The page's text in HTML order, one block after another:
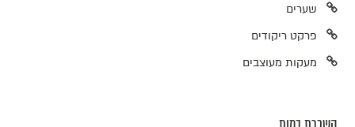
שערים
פרקט ריקודים
מעקות מעוצבים